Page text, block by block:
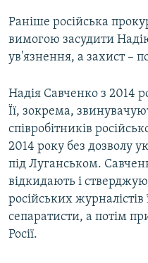
Раніше російська
вимогою засудити
ув'язнення, а захист –
Надія Савченко з 2014
Її, зокрема,
співробітників
2014 року без дозволу
під Луганськом.
відкидають і
російських
сепаратисти, а потім
Росії.